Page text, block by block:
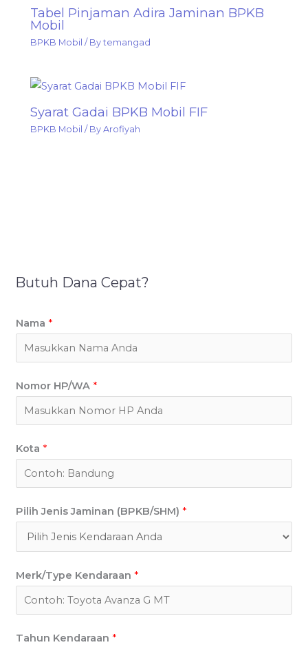
Tabel Pinjaman Adira Jaminan BPKB
Mobil
BPKB Mobil / Bytemangad
Syarat Gadai BPKB Mobil FIF
BPKB Mobil / ByArofiyah
Butuh Dana Cepat?
Nama *
Nomor HP/WA *
Kota *
Pilih Jenis Jaminan (BPKB/SHM) *
Merk/Type Kendaraan *
Tahun Kendaraan *